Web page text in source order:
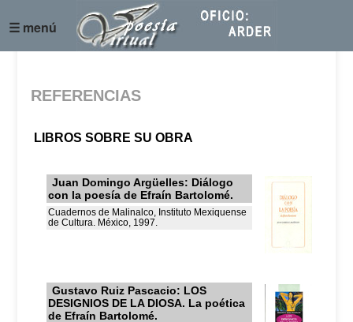
☰ menú
REFERENCIAS
LIBROS SOBRE SU OBRA
Juan Domingo Argüelles: Diálogo
con la poesía de Efraín Bartolomé.
Cuadernos de Malinalco, Instituto Mexiquense
de Cultura. México, 1997.
Gustavo Ruiz Pascacio: LOS
DESIGNIOS DE LA DIOSA. La poética
de Efraín Bartolomé.